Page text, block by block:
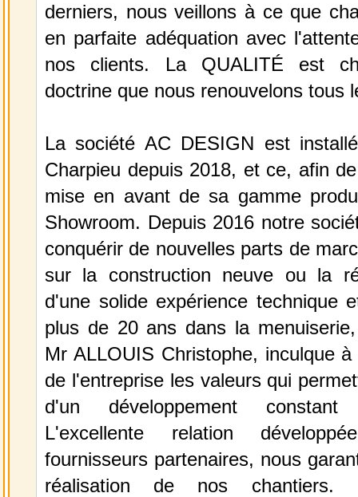
derniers, nous veillons à ce que
en parfaite adéquation avec
nos clients. La QUALITÉ est
doctrine que nous renouvelons tous
La société AC DESIGN est
Charpieu depuis 2018, et ce, afin
mise en avant de sa gamme
Showroom. Depuis 2016 notre
conquérir de nouvelles parts de
sur la construction neuve ou la
d'une solide expérience technique
plus de 20 ans dans la
Mr ALLOUIS Christophe, inculque
de l'entreprise les valeurs qui
d'un développement
L'excellente relation
fournisseurs partenaires, nous
réalisation de nos chantiers.